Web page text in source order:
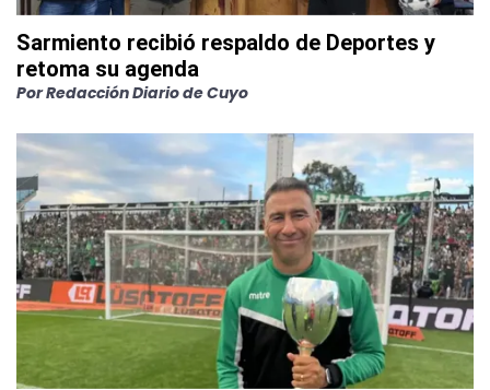
Sarmiento recibió respaldo de Deportes y
retoma su agenda
PorRedacción Diario de Cuyo